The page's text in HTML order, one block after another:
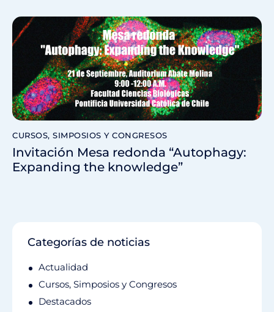
CURSOS, SIMPOSIOS Y CONGRESOS
Invitación Mesa redonda “Autophagy:
Expanding the knowledge”
Categorías de noticias
Actualidad
Cursos, Simposios y Congresos
Destacados